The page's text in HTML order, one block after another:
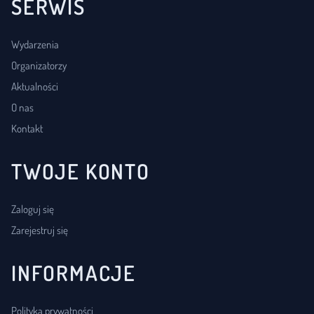
SERWIS
Wydarzenia
Organizatorzy
Aktualności
O nas
Kontakt
TWOJE KONTO
Zaloguj się
Zarejestruj się
INFORMACJE
Polityka prywatności